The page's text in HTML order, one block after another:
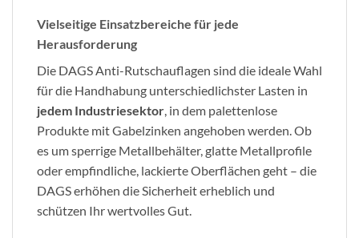
Vielseitige Einsatzbereiche für jede
Herausforderung
Die DAGS Anti-Rutschauflagen sind die ideale Wahl
für die Handhabung unterschiedlichster Lasten in
jedem Industriesektor, in dem palettenlose
Produkte mit Gabelzinken angehoben werden. Ob
es um sperrige Metallbehälter, glatte Metallprofile
oder empfindliche, lackierte Oberflächen geht – die
DAGS erhöhen die Sicherheit erheblich und
schützen Ihr wertvolles Gut.